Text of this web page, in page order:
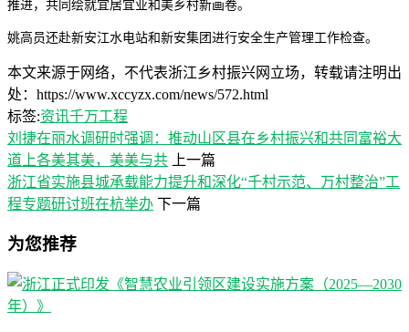
推进，共同绘就宜居宜业和美乡村新画卷。
姚高员还赴新安江水电站和新安集团进行安全生产管理工作检查。
本文来源于网络，不代表浙江乡村振兴网立场，转载请注明出
处：https://www.xccyzx.com/news/572.html
标签:资讯千万工程
刘捷在丽水调研时强调：推动山区县在乡村振兴和共同富裕大
道上各美其美，美美与共
上一篇
浙江省实施县城承载能力提升和深化“千村示范、万村整治”工
程专题研讨班在杭举办 下一篇
为您推荐